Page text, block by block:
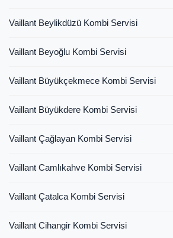
Vaillant Beylikdüzü Kombi Servisi
Vaillant Beyoğlu Kombi Servisi
Vaillant Büyükçekmece Kombi Servisi
Vaillant Büyükdere Kombi Servisi
Vaillant Çağlayan Kombi Servisi
Vaillant Camlıkahve Kombi Servisi
Vaillant Çatalca Kombi Servisi
Vaillant Cihangir Kombi Servisi